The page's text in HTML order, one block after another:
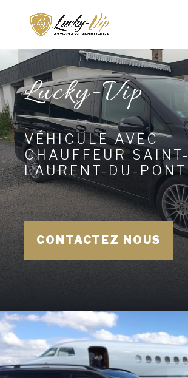
Lucky-Vip
VÉHICULE AVEC
CHAUFFEUR SAINT-
LAURENT-DU-PONT
CONTACTEZ NOUS